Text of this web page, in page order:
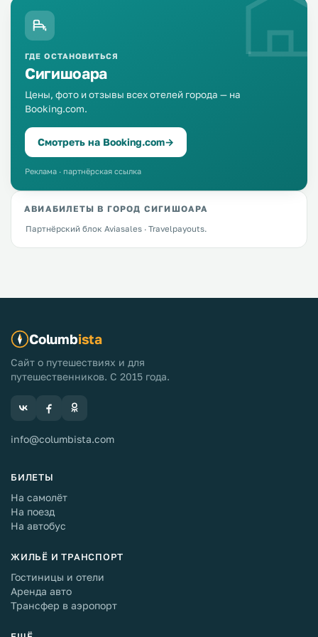
ГДЕ ОСТАНОВИТЬСЯ
Сигишоара
Цены, фото и отзывы всех отелей города — на
Booking.com.
Смотреть на Booking.com→
Реклама · партнёрская ссылка
АВИАБИЛЕТЫ В ГОРОД СИГИШОАРА
Партнёрский блок Aviasales · Travelpayouts.
Columbista
Сайт о путешествиях и для
путешественников. С 2015 года.
info@columbista.com
БИЛЕТЫ
На самолёт
На поезд
На автобус
ЖИЛЬЁ И ТРАНСПОРТ
Гостиницы и отели
Аренда авто
Трансфер в аэропорт